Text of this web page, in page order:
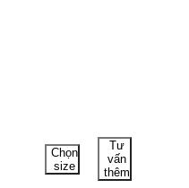
Chọn
size
Tư
vấn
thêm